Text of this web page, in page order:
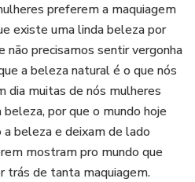
preferem a maquiagem
existe uma linda beleza por
não precisamos sentir vergonha
a beleza natural é o que nós
dia muitas de nós mulheres
por que o mundo hoje
beleza e deixam de lado
mostram pro mundo que
trás de tanta maquiagem.